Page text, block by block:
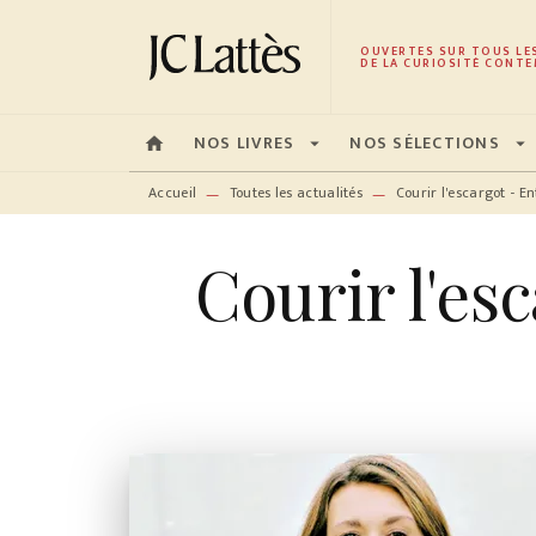
MENU RECHERCHE CONTENU
OUVERTES SUR TOUS
DE LA CURIOSITÉ
home NOS LIVRES arrow_drop_down NOS SÉLECTIONS arrow_drop_down
Accueil — Toutes les actualités — Courir l'escargot -
Courir